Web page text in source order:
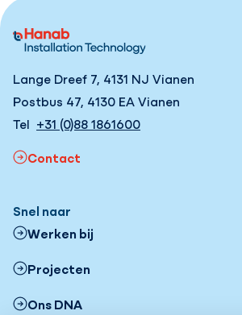
Lange Dreef 7, 4131 NJ Vianen
Postbus 47, 4130 EA Vianen
Tel +31 (0)88 1861600
Contact
Snel naar
Werken bij
Projecten
Ons DNA